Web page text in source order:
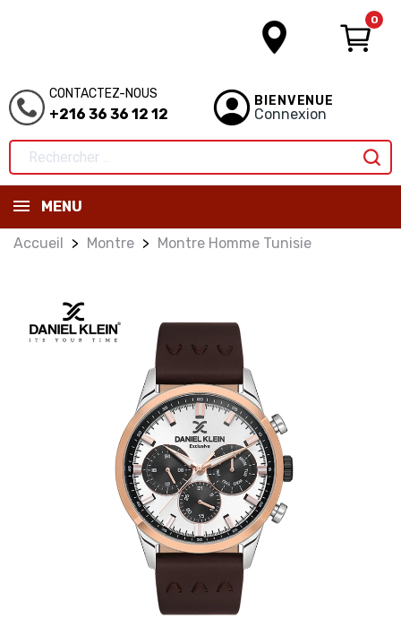
0
CONTACTEZ-NOUS
+216 36 36 12 12
BIENVENUE
Connexion
MENU
Accueil Montre Montre Homme Tunisie